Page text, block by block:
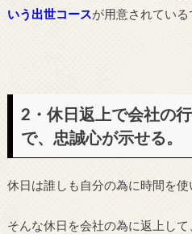
いう出世コースが用意されている
2・休日返上で会社の
で、忠誠心が示せる。
休日は誰しも自分の為に時間を使
そんな休日を会社の為に返上し